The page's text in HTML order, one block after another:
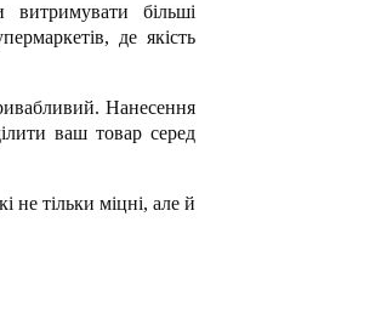
витримувати більші
де якість
Нанесення
ваш товар серед
не тільки міцні, але й